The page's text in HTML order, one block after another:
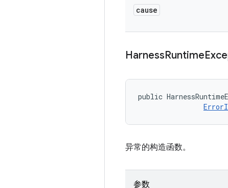
cause
HarnessRuntime
public
异常的构造函数。
参数